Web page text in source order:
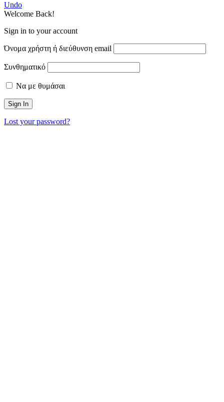
Undo
Welcome Back!
Sign in to your account
Όνομα χρήστη ή διεύθυνση email
Συνθηματικό
Να με θυμάσαι
Lost your password?